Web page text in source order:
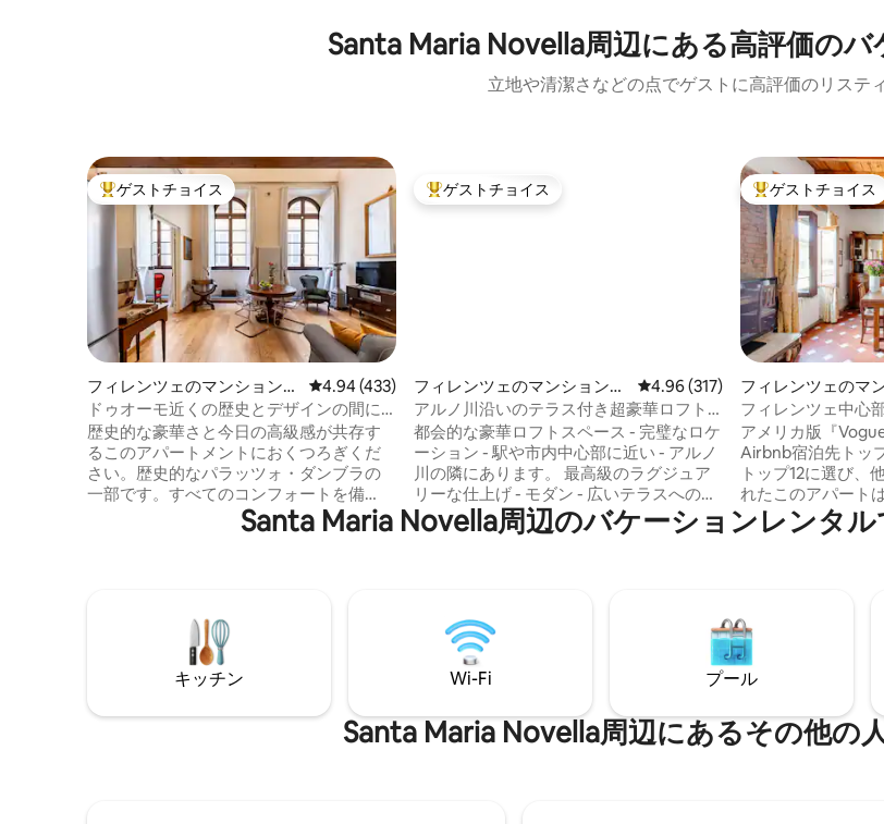
Santa Maria Novella⁠周⁠辺⁠に⁠あ⁠る高⁠評⁠価⁠の
立地や清潔さなどの点でゲストに高評価のリステ
大好評のゲストチョイスです。
ゲストチョイス
フィレンツェのマンション・
アパート
レビュー433件、5つ星中4.94つ星の平均評価
4.94 (433)
ドゥオーモ近くの歴史とデザインの間に
あるアパートメント
歴史的な豪華さと今日の高級感が共存す
るこのアパートメントにおくつろぎくだ
さい。歴史的なパラッツォ・ダンブラの
一部です。すべてのコンフォートを備
え、オリジナルの装飾が保存された高い
天井と洗練されたインテリアが魅力的で
フェッショナルなサービス：プロによる
清掃サービス、プライバシー、建物内の
監視カメラ、180℃で殺菌されたタオルと
ネスでお越しの方々には最高の快適さ
を、ご家族でお越しの方々には最高の実
大好評のゲストチョイスです。
ゲストチョイス
フィレンツェのマンション・
アパート
レビュー317件、5つ星中4.96つ
4.96 (317)
アルノ川沿いのテラス付き超豪華ロフト
アパート
都会的な豪華ロフトスペース - 完璧なロケ
ーション - 駅や市内中心部に近い - アルノ
川の隣にあります。 最高級のラグジュア
リーな仕上げ - モダン - 広いテラスへのア
クセス - 素晴らしいリラックスできる空
間。設備が充実しており、食料品店、ベ
にあり、中心部まで徒歩約15分です。 と
てもリラックスでき、とてもアクセスし
やすいです。路上駐車場がたくさんあり
大好評のゲストチ
ゲストチョイス
フィレンツェのマ
アパート
フィレンツェ中心
式の家、Casa Pinti
アメリカ版『
Airbnb宿泊先トッ
トップ12に選び、
れたこのアパート
い16世紀の建物の
上の景色を眺めること
主要な観光スポッ
ルゴ・ピンティに位
室とキッチン付き
があり、総面積は
Santa Maria Novella⁠周⁠辺⁠のバ⁠ケ⁠ー⁠シ⁠ョ⁠ン⁠レ⁠ン⁠タ⁠
キッチン Wi-Fi プール
Santa Maria Novella⁠周⁠辺⁠に⁠あ⁠るそ⁠の⁠他⁠の